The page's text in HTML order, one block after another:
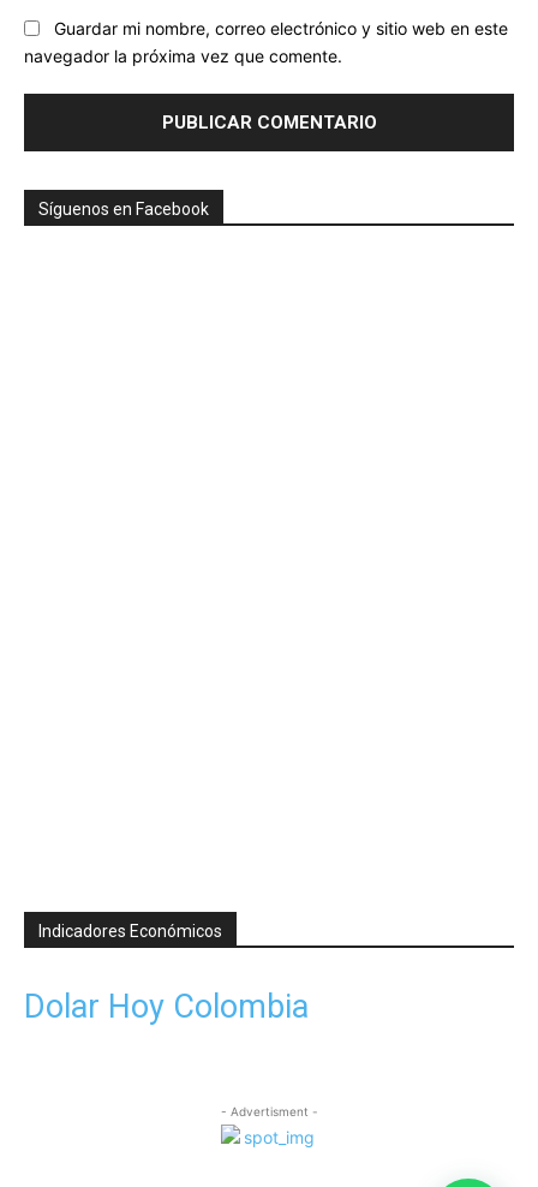
Guardar mi nombre, correo electrónico y sitio web en este
navegador la próxima vez que comente.
Síguenos en Facebook
Indicadores Económicos
Dolar Hoy Colombia
- Advertisment -